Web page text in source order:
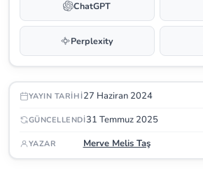
ChatGPT
Perplexity
YAYIN TARIHI27 Haziran 2024
GÜNCELLENDI31 Temmuz 2025
YAZAR Merve Melis Taş